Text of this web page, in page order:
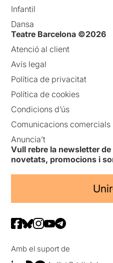
Infantil
Dansa
Teatre Barcelona ©2026
Atenció al client
Avís legal
Política de privacitat
Política de cookies
Condicions d’ús
Comunicacions
Anuncia’t
Vull rebre la newsletter
novetats, promocions i
Amb el suport de